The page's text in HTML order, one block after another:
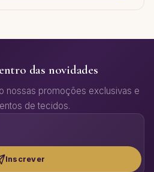
das novidades
nossas promoções exclusivas e
de tecidos.
Inscrever